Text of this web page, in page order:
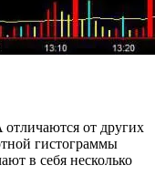
от других
гистограммы
в себя несколько